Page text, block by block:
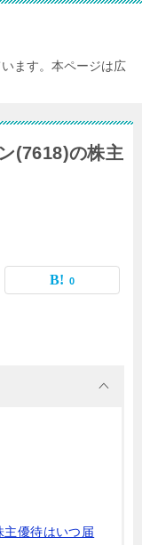
ます。本ページは広
(7618)の株主
0
主優待はいつ届